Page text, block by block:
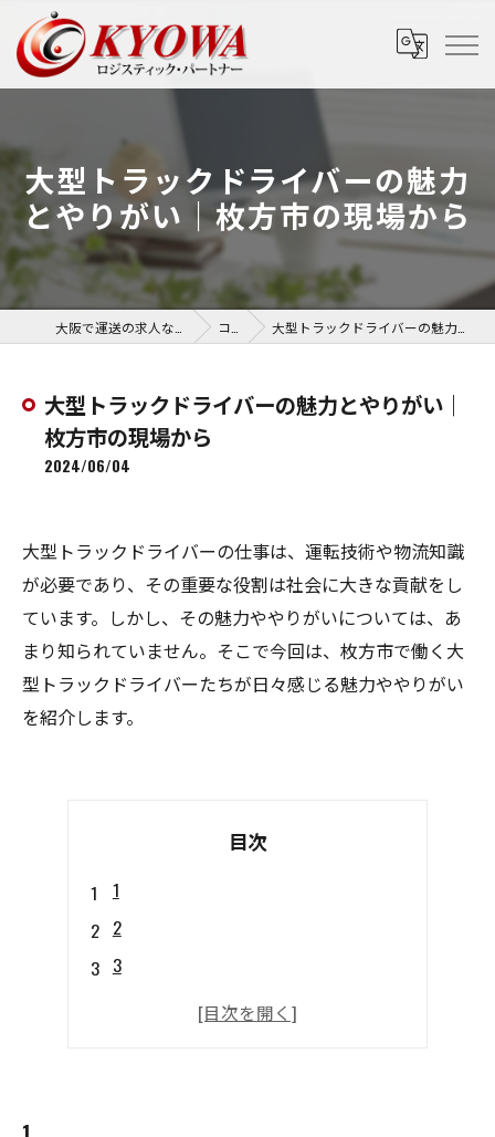
大型トラックドライバーの魅力
とやりがい｜枚方市の現場から
コラム 大型トラックドライバーの魅力とやりがい｜枚方市の現場から
大型トラックドライバーの魅力とやりがい｜
枚方市の現場から
2024/06/04
大型トラックドライバーの仕事は、運転技術や物流知識
が必要であり、その重要な役割は社会に大きな貢献をし
ています。しかし、その魅力ややりがいについては、あ
まり知られていません。そこで今回は、枚方市で働く大
型トラックドライバーたちが日々感じる魅力ややりがい
を紹介します。
目次
1
2
3